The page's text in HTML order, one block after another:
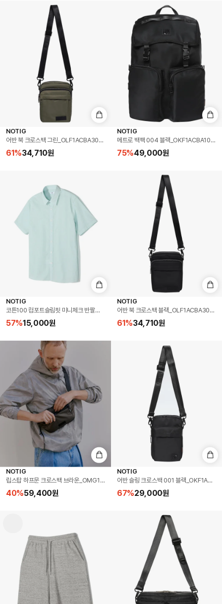
NOTIG
어반 북 크로스백 그린_OLF1ACBA302E1
61%34,710원
NOTIG
메트로 백팩 004 블랙_OKF1ACBA104K1
75%49,000원
NOTIG
코튼100 컴포트슬림핏 미니체크 반팔셔츠 민트_OKS2SHCS201M1
57%15,000원
NOTIG
어반 북 크로스백 블랙_OLF1ACBA302K1
61%34,710원
NOTIG
립스탑 하프문 크로스백 브라운_OMG1ACBA355W1
40%59,400원
NOTIG
어반 슬링 크로스백 001 블랙
67%29,000원